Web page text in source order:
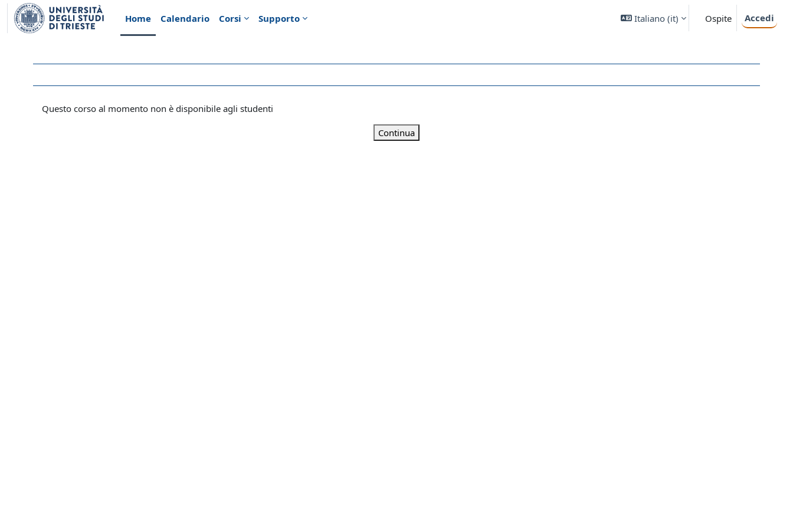
Vai al contenuto principale
Home
Calendario Corsi Supporto Italiano ‎(it)‎ Ospite Accedi
Questo corso al momento non è disponibile agli studenti
Continua